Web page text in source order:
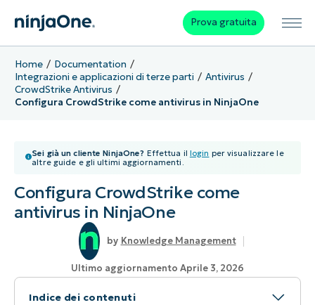
Prova gratuita
Home
Documentation
Integrazioni e applicazioni di terze parti
Antivirus
CrowdStrike Antivirus
Configura CrowdStrike come antivirus in NinjaOne
Sei già un cliente NinjaOne? Effettua il login per visualizzare le
altre guide e gli ultimi aggiornamenti.
Configura CrowdStrike come
antivirus in NinjaOne
Knowledge Management
Ultimo aggiornamento Aprile 3, 2026
Indice dei contenuti